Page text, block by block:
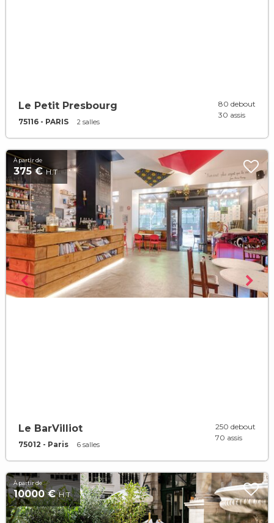
Le Petit Presbourg
75116 - PARIS 2 salles
80 debout
30 assis
À partir de
375 €H.T
Le BarVilliot
75012 - Paris 6 salles
250 debout
70 assis
À partir de
10000 €H.T